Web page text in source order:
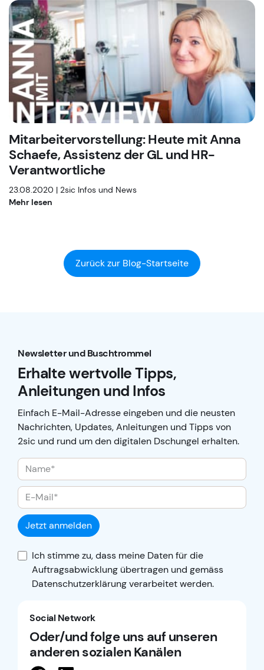
Mitarbeitervorstellung: Heute mit Anna
Schaefe, Assistenz der GL und HR-
Verantwortliche
23.08.2020 | 2sic Infos und News
Mehr lesen
Zurück zur Blog-Startseite
Newsletter und Buschtrommel
Erhalte wertvolle Tipps,
Anleitungen und Infos
Einfach E-Mail-Adresse eingeben und die neusten
Nachrichten, Updates, Anleitungen und Tipps von
2sic und rund um den digitalen Dschungel erhalten.
Jetzt anmelden
Ich stimme zu, dass meine Daten für die
Auftragsabwicklung übertragen und gemäss
Datenschutzerklärungverarbeitet werden.
Social Network
Oder/und folge uns auf unseren
anderen sozialen Kanälen